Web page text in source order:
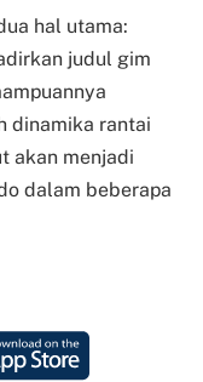
hal utama:
judul gim
dinamika rantai
akan menjadi
dalam beberapa